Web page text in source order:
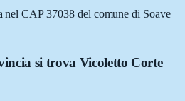
CAP 37038 del comune di Soave
si trova Vicoletto Corte